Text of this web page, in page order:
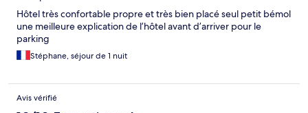
Hôtel très confortable propre et très bien placé seul petit bémol
une meilleure explication de l’hôtel avant d’arriver pour le
parking
Stéphane, séjour de 1 nuit
Avis vérifié